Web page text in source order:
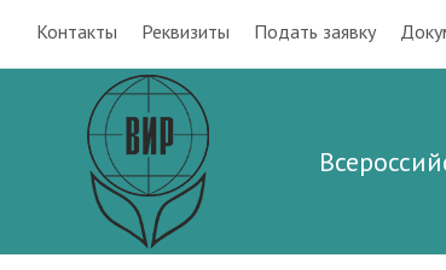
Контакты Реквизиты Подать заявку